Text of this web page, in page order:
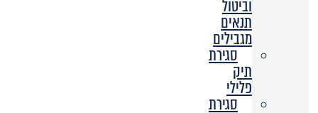
וביטול
תנאים
מגבילים
סגירת
תיק
פלילי
סגירת